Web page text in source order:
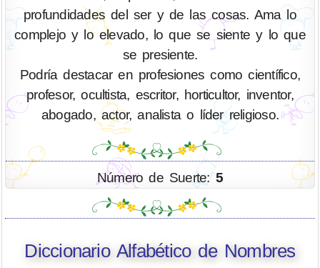
profundidades del ser y de las cosas. Ama lo
complejo y lo elevado, lo que se siente y lo que
se presiente.
Podría destacar en profesiones como científico,
profesor, ocultista, escritor, horticultor, inventor,
abogado, actor, analista o líder religioso.
Número de Suerte:5
Diccionario Alfabético de Nombres